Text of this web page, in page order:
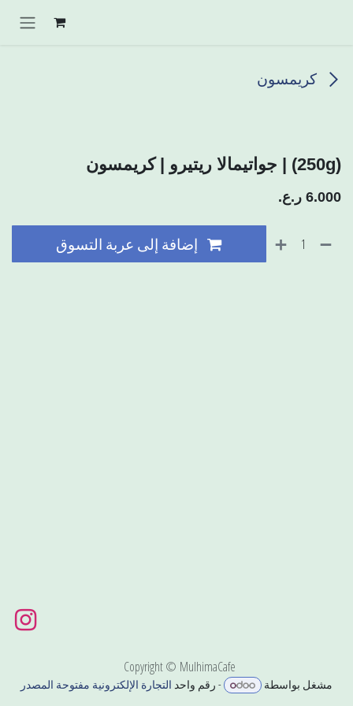
كريمسون
(250g) | جواتيمالا ريتيرو | كريمسون
6.000 ر.ع.
إضافة إلى عربة التسوق
Copyright © MulhimaCafe
مشغل بواسطة - رقم واحد التجارة الإلكترونية مفتوحة المصدر